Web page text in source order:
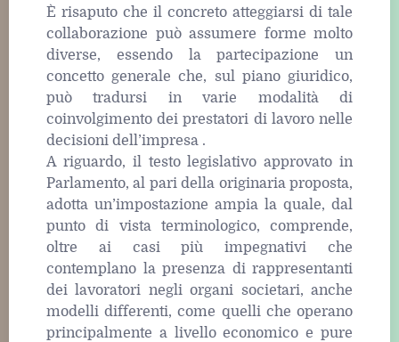
È risaputo che il concreto atteggiarsi di tale
collaborazione può assumere forme molto
diverse, essendo la partecipazione un
concetto generale che, sul piano giuridico,
può tradursi in varie modalità di
coinvolgimento dei prestatori di lavoro nelle
decisioni dell’impresa .
A riguardo, il testo legislativo approvato in
Parlamento, al pari della originaria proposta,
adotta un’impostazione ampia la quale, dal
punto di vista terminologico, comprende,
oltre ai casi più impegnativi che
contemplano la presenza di rappresentanti
dei lavoratori negli organi societari, anche
modelli differenti, come quelli che operano
principalmente a livello economico e pure